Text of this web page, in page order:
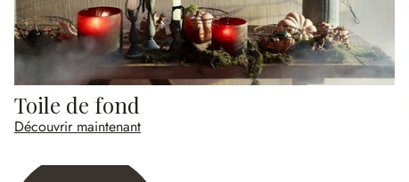
Toile de fond
Découvrir maintenant